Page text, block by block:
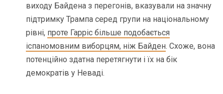
виходу Байдена з перегонів, вказували на значну
підтримку Трампа серед групи на національному
рівні, проте Гарріс більше подобається
іспаномовним виборцям, ніж Байден. Схоже, вона
потенційно здатна перетягнути і їх на бік
демократів у Неваді.